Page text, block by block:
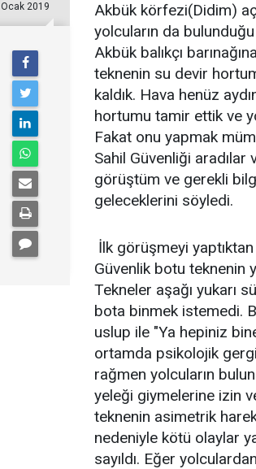
Ocak 2019
Akbük körfezi(Didim)
yolcuların da
Akbük balıkçı
teknenin su devir
kaldık. Hava henüz
hortumu tamir ettik ve
Fakat onu yapmak
Sahil Güvenliği
görüştüm ve gerekli
geleceklerini söyledi.
İlk görüşmeyi
Güvenlik botu teknenin
Tekneler aşağı yukarı
bota binmek istemedi.
uslup ile "Ya hepiniz
ortamda psikolojik
rağmen yolcuların
yeleği giymelerine izin
teknenin asimetrik
nedeniyle kötü olaylar
sayıldı. Eğer